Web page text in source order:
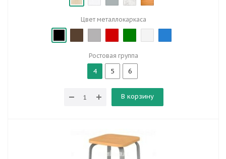
Цвет металлокаркаса
Ростовая группа
4 5 6
В корзину